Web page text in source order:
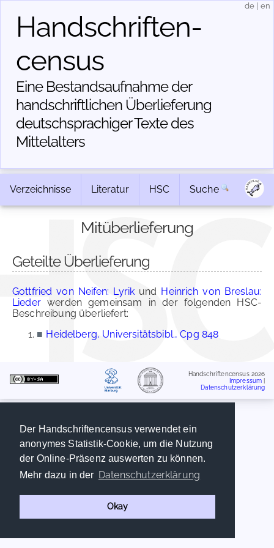
Der Handschriftencensus verwendet ein
anonymes Statistik-Cookie, um die Nutzung
der Online-Präsenz auswerten zu können.
Mehr dazu in der Datenschutzerklärung
Okay
Handschriften­
census
Eine Bestandsaufnahme der
handschriftlichen Über­lieferung
deutschsprachiger Texte des
Mittelalters
de en
Verzeichnisse Literatur HSC Suche
Mitüberlieferung
Geteilte Überlieferung
Gottfried von Neifen: Lyrik und Heinrich von Breslau:
Liederwerden gemeinsam in der folgenden HSC-
Beschreibung überliefert:
■ Heidelberg, Universitätsbibl., Cpg 848
Handschriftencensus 2026
Impressum
Datenschutzerklärung